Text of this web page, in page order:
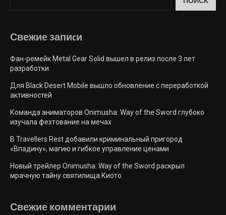
Свежие запиcи
Фан-ремейк Metal Gear Solid вышел в релиз после 3 лет
разработки
Для Black Desert Mobile вышло обновление с переработкой
активностей
Команда аниматоров Onimusha: Way of the Sword глубоко
изучала фехтование на мечах
В Travellers Rest добавили криминальный пригород
«Впадину», магию и гибкое управление ценами
Новый трейлер Onimusha: Way of the Sword раскрыл
мрачную тайну святилища Киото
Свежие комментарии